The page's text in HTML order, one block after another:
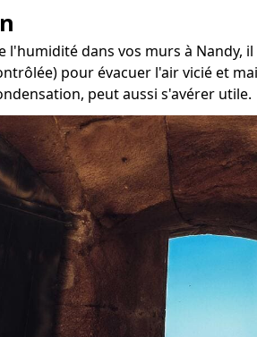
dans vos murs à Nandy,
pour évacuer l'air vicié et
peut aussi s'avérer utile.